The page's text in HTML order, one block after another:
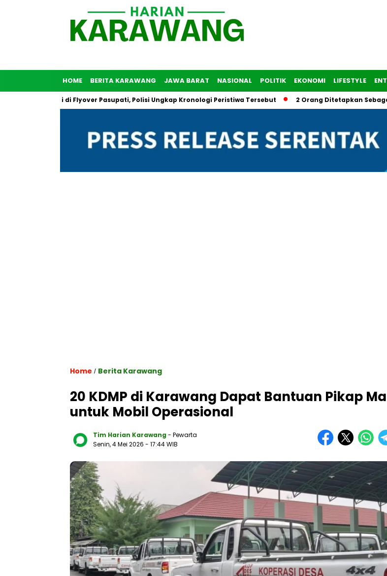
HOME BERITA KARAWANG JAWA BARAT NASIONAL POLITIK EKONOMI LIFESTYLE
Diri di Flyover Pasupati, Polisi Ungkap Kronologi Peristiwa Tersebut 2 Orang Ditetapkan Sebagai
Home / Berita Karawang
20 KDMP di Karawang Dapat Bantuan Pikap
untuk Mobil Operasional
Tim Harian Karawang - Pewarta
Senin, 4 Mei 2026 - 17:44 WIB